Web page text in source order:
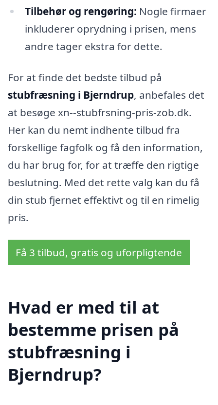
Tilbehør og rengøring: Nogle firmaer
inkluderer oprydning i prisen, mens
andre tager ekstra for dette.
For at finde det bedste tilbud på
stubfræsning i Bjerndrup, anbefales det
at besøge xn--stubfrsning-pris-zob.dk.
Her kan du nemt indhente tilbud fra
forskellige fagfolk og få den information,
du har brug for, for at træffe den rigtige
beslutning. Med det rette valg kan du få
din stub fjernet effektivt og til en rimelig
pris.
Få 3 tilbud, gratis og uforpligtende
Hvad er med til at
bestemme prisen på
stubfræsning i
Bjerndrup?